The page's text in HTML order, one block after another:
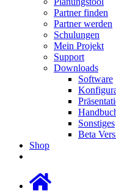
Partner finden
Partner werden
Schulungen
Mein Projekt
Support
Downloads
Software
Sonstiges
Beta
Shop